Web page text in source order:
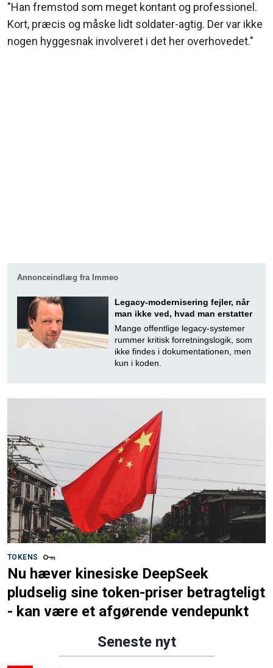
"Han fremstod som meget kontant og professionel.
Kort, præcis og måske lidt soldater-agtig. Der var ikke
nogen hyggesnak involveret i det her overhovedet."
Annonceindlæg fra Immeo
Legacy-modernisering fejler, når
man ikke ved, hvad man erstatter
Mange offentlige legacy-systemer
rummer kritisk forretningslogik, som
ikke findes i dokumentationen, men
kun i koden.
TOKENS
Nu hæver kinesiske DeepSeek
pludselig sine token-priser betragteligt
- kan være et afgørende vendepunkt
Seneste nyt